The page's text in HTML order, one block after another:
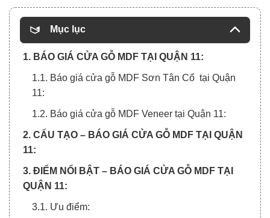
Mục lục
1. BÁO GIÁ CỬA GỖ MDF TẠI QUẬN 11:
1.1. Báo giá cửa gỗ MDF Sơn Tân Cổ tại Quận
11:
1.2. Báo giá cửa gỗ MDF Veneer tại Quận 11:
2. CẤU TẠO – BÁO GIÁ CỬA GỖ MDF TẠI QUẬN
11:
3. ĐIỂM NỔI BẬT – BÁO GIÁ CỬA GỖ MDF TẠI
QUẬN 11:
3.1. Ưu điểm: